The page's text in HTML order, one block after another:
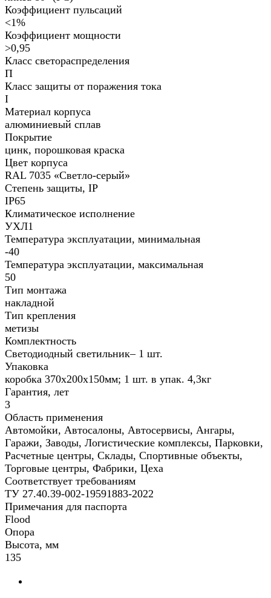
Коэффициент пульсаций
<1%
Коэффициент мощности
>0,95
Класс светораспределения
П
Класс защиты от поражения тока
I
Материал корпуса
алюминиевый сплав
Покрытие
цинк, порошковая краска
Цвет корпуса
RAL 7035 «Светло-серый»
Степень защиты, IP
IP65
Климатическое исполнение
УХЛ1
Температура эксплуатации, минимальная
-40
Температура эксплуатации, максимальная
50
Тип монтажа
накладной
Тип крепления
метизы
Комплектность
Светодиодный светильник– 1 шт.
Упаковка
коробка 370х200х150мм; 1 шт. в упак. 4,3кг
Гарантия, лет
3
Область применения
Автомойки, Автосалоны, Автосервисы, Ангары,
Гаражи, Заводы, Логистические комплексы, Парковки,
Расчетные центры, Склады, Спортивные объекты,
Торговые центры, Фабрики, Цеха
Соответствует требованиям
ТУ 27.40.39-002-19591883-2022
Примечания для паспорта
Flood
Опора
Высота, мм
135